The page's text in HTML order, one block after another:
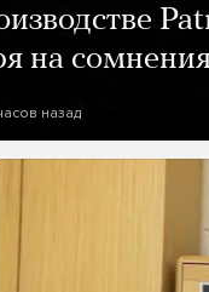
на
назад